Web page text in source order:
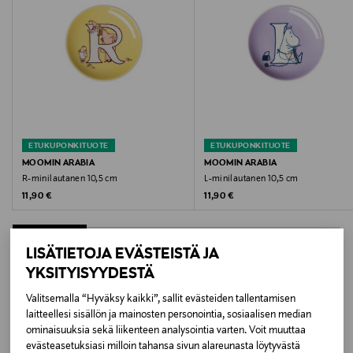
LISÄTIETOJA EVÄSTEISTÄ JA
YKSITYISYYDESTÄ
Valitsemalla “Hyväksy kaikki”, sallit evästeiden tallentamisen
laitteellesi sisällön ja mainosten personointia, sosiaalisen median
ominaisuuksia sekä liikenteen analysointia varten. Voit muuttaa
evästeasetuksiasi milloin tahansa sivun alareunasta löytyvästä
Hoito-ohjeet
Konepesun-, uunin-, mikron- ja pakkasenkestävä
Väri
MULTICOLOR
Koko
One size
Thaimaa
ETUKUPONKITUOTE
MOOMIN ARABIA
R-minilautanen 10,5 cm
Original Price
11,90 €
ETUKUPONKITUOTE
MOOMIN ARABIA
L-minilautanen 10,5 cm
Original Price
11,90 €
LISÄÄ KIINNOSTAVIA
TUOTTEITA